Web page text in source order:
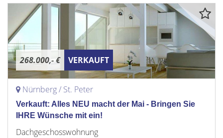
268.000,- € VERKAUFT
Nürnberg / St. Peter
Verkauft: Alles NEU macht der Mai - Bringen Sie
IHRE Wünsche mit ein!
Dachgeschosswohnung